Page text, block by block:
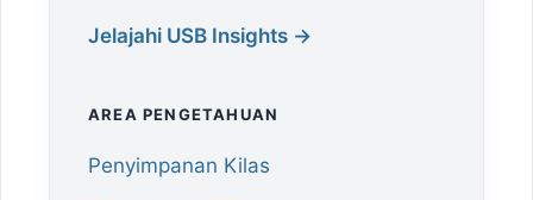
Jelajahi USB Insights →
AREA PENGETAHUAN
Penyimpanan Kilas